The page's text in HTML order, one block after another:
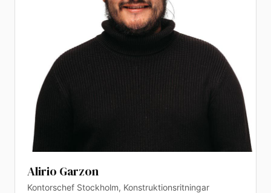
Alirio Garzon
Kontorschef Stockholm, Konstruktionsritningar